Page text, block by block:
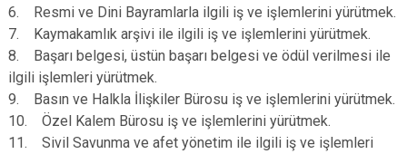
6. Resmi ve Dini Bayramlarla ilgili iş ve işlemlerini yürütmek.
7. Kaymakamlık arşivi ile ilgili iş ve işlemlerini yürütmek.
8. Başarı belgesi, üstün başarı belgesi ve ödül verilmesi ile
ilgili işlemleri yürütmek.
9. Basın ve Halkla İlişkiler Bürosu iş ve işlemlerini yürütmek.
10. Özel Kalem Bürosu iş ve işlemlerini yürütmek.
11. Sivil Savunma ve afet yönetim ile ilgili iş ve işlemleri